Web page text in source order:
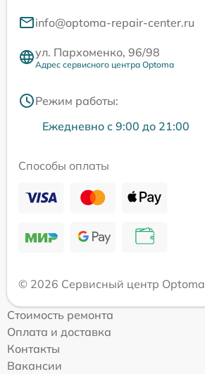
info@optoma-repair-center.ru
ул. Пархоменко, 96/98
Адрес сервисного центра Optoma
Режим работы:
Ежедневно с 9:00 до 21:00
Способы оплаты
© 2026 Сервисный центр Optoma
Стоимость ремонта
Оплата и доставка
Контакты
Вакансии